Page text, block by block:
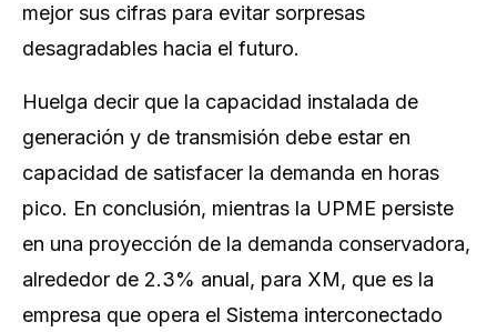
mejor sus cifras para evitar sorpresas
desagradables hacia el futuro.
Huelga decir que la capacidad instalada de
generación y de transmisión debe estar en
capacidad de satisfacer la demanda en horas
pico. En conclusión, mientras la UPME persiste
en una proyección de la demanda conservadora,
alrededor de 2.3% anual, para XM, que es la
empresa que opera el Sistema interconectado